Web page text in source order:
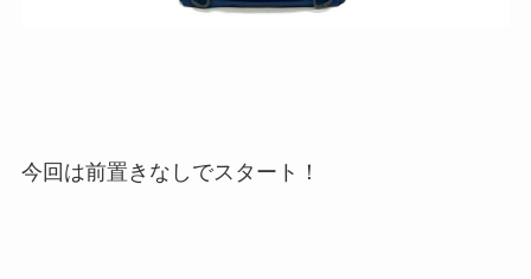
今回は前置きなしでスタート！